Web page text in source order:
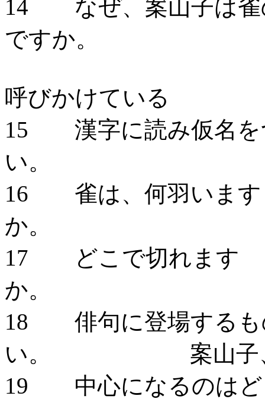
14 なぜ、案山子は雀
ですか。
呼びかけている
15 漢字に読み仮名を
い。
16 雀は、何羽います
か。 殿
17 どこで切れます
か。 五
18 俳句に登場するも
い。 案山子
19 中心になるのはど